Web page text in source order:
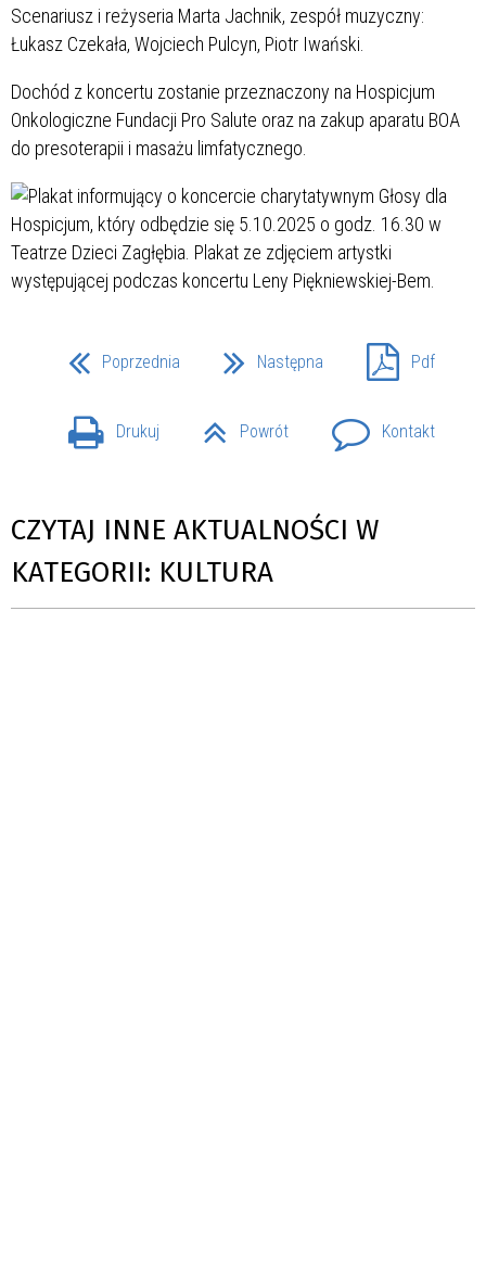
Scenariusz i reżyseria Marta Jachnik, zespół muzyczny:
Łukasz Czekała, Wojciech Pulcyn, Piotr Iwański.
Dochód z koncertu zostanie przeznaczony na Hospicjum
Onkologiczne Fundacji Pro Salute oraz na zakup aparatu BOA
do presoterapii i masażu limfatycznego.
Poprzednia Następna Pdf
Drukuj Powrót Kontakt
CZYTAJ INNE AKTUALNOŚCI W
KATEGORII: KULTURA